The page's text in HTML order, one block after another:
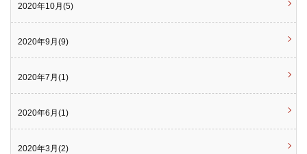
2020年10月(5)
2020年9月(9)
2020年7月(1)
2020年6月(1)
2020年3月(2)